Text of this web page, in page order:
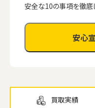
安全な10の事項を徹底
安心
買取実績